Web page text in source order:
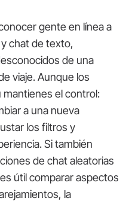
gente en línea a
chat de texto,
de una
viaje. Aunque los
el control:
a una nueva
los filtros y
Si también
de chat aleatorias
útil comparar aspectos
la